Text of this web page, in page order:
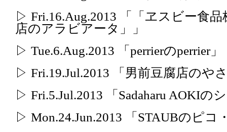
▷ Fri.16.Aug.2013 「「ヱスビー食
店のアラビアータ」」
▷ Tue.6.Aug.2013 「perrierのperrier」
▷ Fri.19.Jul.2013 「男前豆腐店のや
▷ Fri.5.Jul.2013 「Sadaharu AOKIの
▷ Mon.24.Jun.2013 「STAUBのピコ